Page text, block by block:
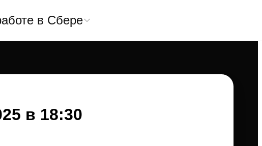
в Сбере
в 18:30